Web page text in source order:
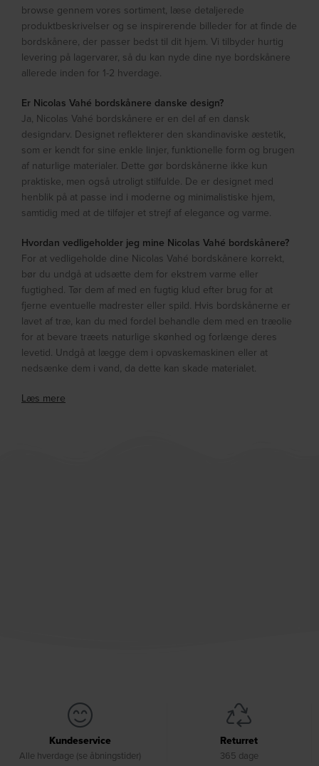
browse gennem vores sortiment, læse detaljerede
produktbeskrivelser og se inspirerende billeder for at finde de
bordskånere, der passer bedst til dit hjem. Vi tilbyder hurtig
levering på lagervarer, så du kan nyde dine nye bordskånere
allerede inden for 1-2 hverdage.
Er Nicolas Vahé bordskånere danske design?
Ja, Nicolas Vahé bordskånere er en del af en dansk
designdarv. Designet reflekterer den skandinaviske æstetik,
som er kendt for sine enkle linjer, funktionelle form og brugen
af naturlige materialer. Dette gør bordskånerne ikke kun
praktiske, men også utroligt stilfulde. De er designet med
henblik på at passe ind i moderne og minimalistiske hjem,
samtidig med at de tilføjer et strejf af elegance og varme.
Hvordan vedligeholder jeg mine Nicolas Vahé bordskånere?
For at vedligeholde dine Nicolas Vahé bordskånere korrekt,
bør du undgå at udsætte dem for ekstrem varme eller
fugtighed. Tør dem af med en fugtig klud efter brug for at
fjerne eventuelle madrester eller spild. Hvis bordskånerne er
lavet af træ, kan du med fordel behandle dem med en træolie
for at bevare træets naturlige skønhed og forlænge deres
levetid. Undgå at lægge dem i opvaskemaskinen eller at
nedsænke dem i vand, da dette kan skade materialet.
Læs mere
Kundeservice
Alle hverdage (se åbningstider)
Returret
365 dage